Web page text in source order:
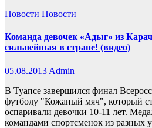
Новости Новости
Команда девочек «Адыг» из
сильнейшая в стране! (видео)
05.08.2013 Admin
В Туапсе завершился финал
футболу "Кожаный мяч", который
оспаривали девочки 10-11 лет.
командами спортсменок из разных